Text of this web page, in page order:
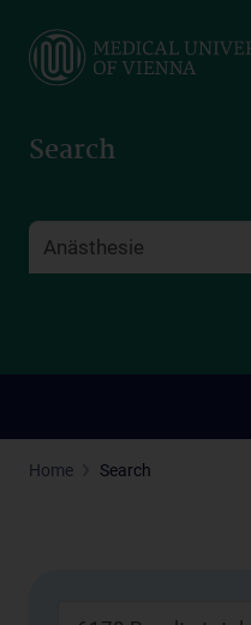
main
Search
Home Search